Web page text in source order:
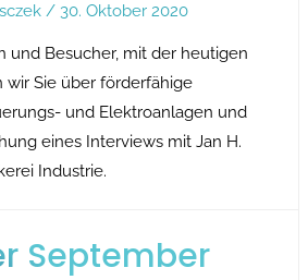
/ 30. Oktober 2020
und Besucher, mit der heutigen
wir Sie über förderfähige
und Elektroanlagen und
eines Interviews mit Jan H.
Industrie.
September